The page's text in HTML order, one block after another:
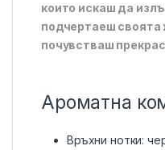
които искаш да
подчертаеш своята
почувстваш
Ароматна
Връхни нотки: